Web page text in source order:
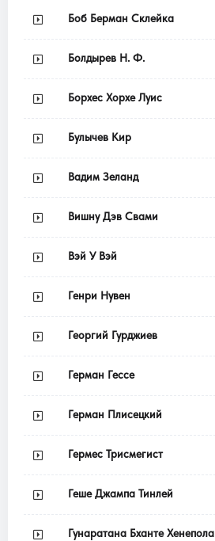
Боб Берман Склейка
Болдырев Н. Ф.
Борхес Хорхе Луис
Булычев Кир
Вадим Зеланд
Вишну Дэв Свами
Вэй У Вэй
Генри Нувен
Георгий Гурджиев
Герман Гессе
Герман Плисецкий
Гермес Трисмегист
Геше Джампа Тинлей
Гунаратана Бханте Хенепола